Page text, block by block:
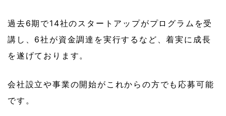
過去6期で14社のスタートアップがプログラムを受
講し、6社が資金調達を実行するなど、着実に成長
を遂げております。
会社設立や事業の開始がこれからの方でも応募可能
です。